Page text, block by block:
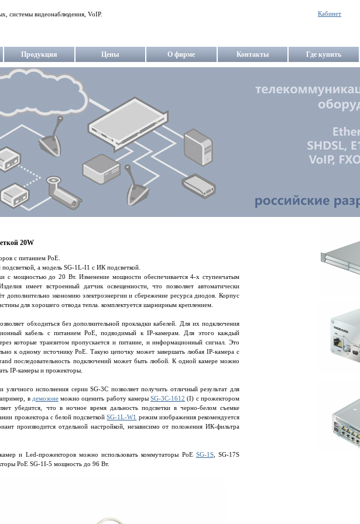
системы видеонаблюдения, VoIP. Кабинет
Продукция Цены О фирме Контакты Где купить
20W
с питанием PoE.
а модель SG-1L-I1 с ИК подсветкой.
с мощностью до 20 Вт. Изменение мощности обеспечивается 4-х ступенчатым
имеет встроенный датчик освещенности, что позволяет автоматически
дополнительно экономию электроэнергии и сбережение ресурса диодов. Корпус
для хорошего отвода тепла. комплектуется шарнирным креплением.
обходиться без дополнительной прокладки кабелей. Для их подключения
кабель с питанием PoE, подводимый к IP-камерам. Для этого каждый
которые транзитом пропускается и питание, и информационный сигнал. Это
к одному источнику PoE. Такую цепочку может завершать любая IP-камера с
последовательность подключений может быть любой. К одной камере можно
IP-камеры и прожекторы.
исполнения серии SG-3C позволяет получить отличный результат для
в демозонеможно оценить работу камерыSG-3C-1612 (I) с прожектором
убедится, что в ночное время дальность подсветки в черно-белом съемке
прожектора с белой подсветкойSG-1L-W1
режим изображения рекомендуется
производится отдельной настройкой, независимо от положения ИК-фильтра
и Led-прожекторов можно использовать коммутаторы PoE SG-1S, SG-17S
PoE SG-1I-5 мощность до 96 Вт.